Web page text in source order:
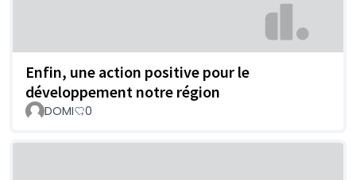
Enfin, une action positive pour le
développement notre région
DOMI 0